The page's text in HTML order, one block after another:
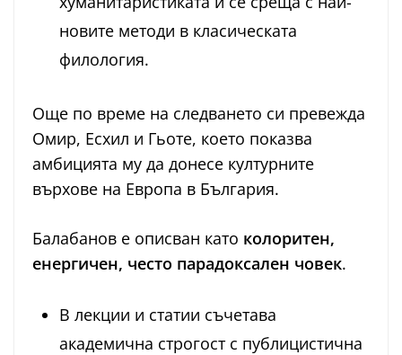
новите методи в класическата
филология.
Още по време на следването си превежда
Омир, Есхил и Гьоте, което показва
амбицията му да донесе културните
върхове на Европа в България.
Балабанов е описван като колоритен,
енергичен, често парадоксален човек.
В лекции и статии съчетава
академична строгост с публицистична